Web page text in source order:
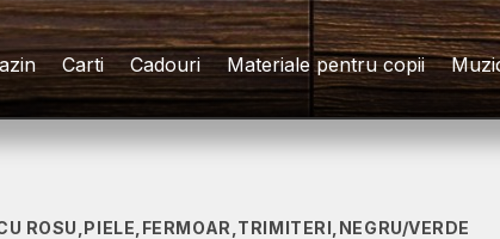
Carti Cadouri Materiale pentru copii
ROSU,PIELE,FERMOAR,TRIMITERI,NEGRU/VERDE